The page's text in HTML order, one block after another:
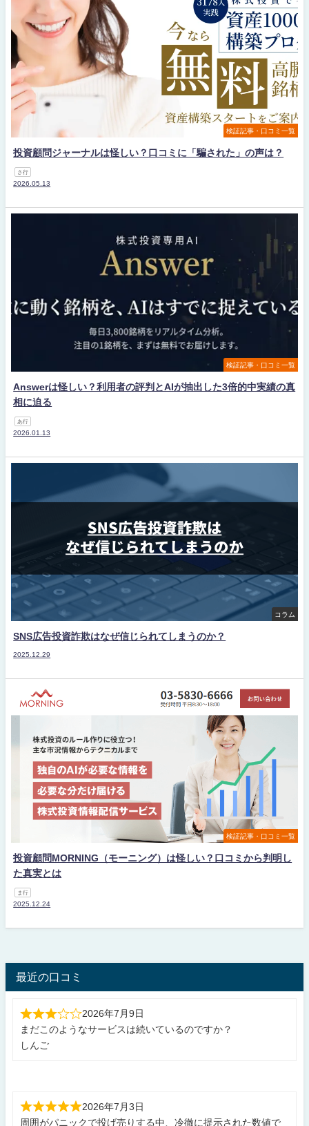
検証記事・口コミ一覧
投資顧問ジャーナルは怪しい？口コミに「騙された」の声は？
さ行
2026.05.13
検証記事・口コミ一覧
Answerは怪しい？利用者の評判とAIが抽出した3倍的中実績の真
相に迫る
あ行
2026.01.13
コラム
SNS広告投資詐欺はなぜ信じられてしまうのか？
2025.12.29
検証記事・口コミ一覧
投資顧問MORNING（モーニング）は怪しい？口コミから判明し
た真実とは
ま行
2025.12.24
最近の口コミ
2026年7月9日
まだこのようなサービスは続いているのですか？
しんご
2026年7月3日
周囲がパニックで投げ売りする中、冷徹に提示された数値で